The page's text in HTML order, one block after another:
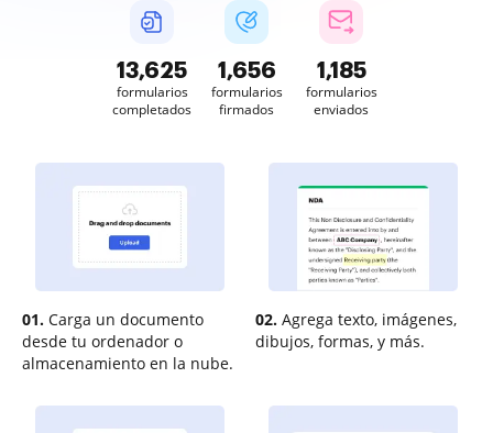
13,627
formularios
completados
1,656
formularios
firmados
1,185
formularios
enviados
01. Carga un documento
desde tu ordenador o
almacenamiento en la nube.
02. Agrega texto, imágenes,
dibujos, formas, y más.